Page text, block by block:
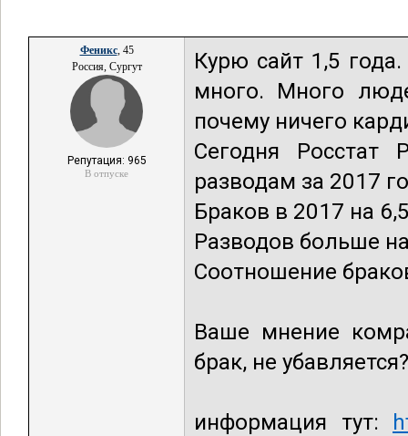
Феникс, 45
Россия, Сургут
Репутация: 965
В отпуске
Курю сайт 1,5
много. Много
почему ничего
Сегодня Росстат
разводам за 2017
Браков в 2017 на
Разводов больше
Соотношение
Ваше мнение
брак, не убавляется?
информация тут: